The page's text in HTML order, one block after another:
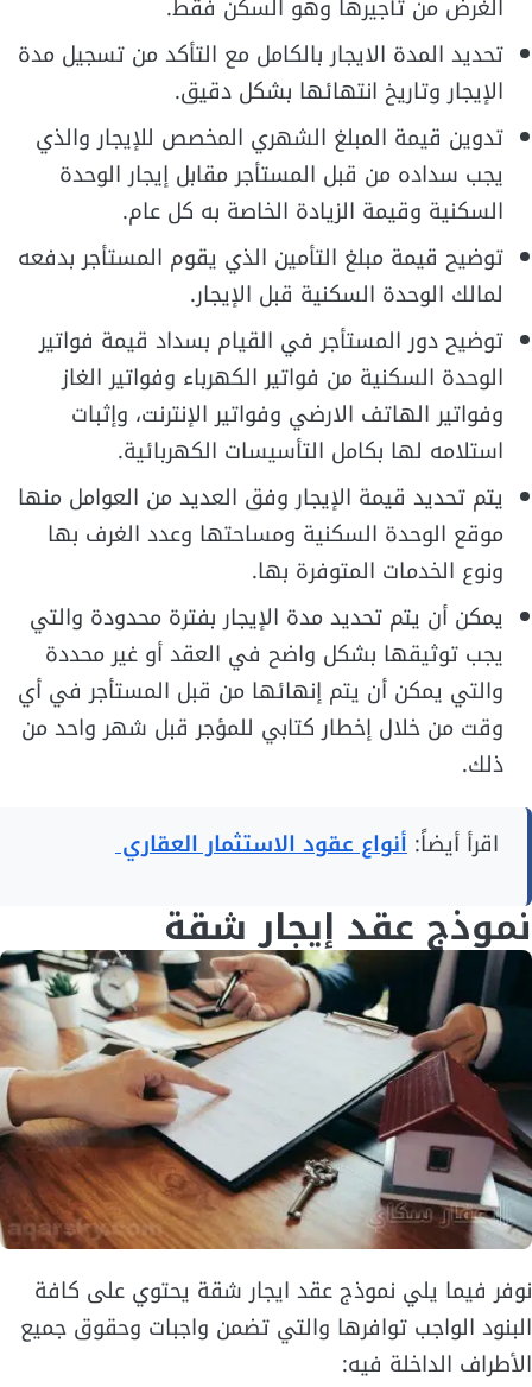
الغرض من تأجيرها وهو السكن فقط.
تحديد المدة الايجار بالكامل مع التأكد من تسجيل مدة
الإيجار وتاريخ انتهائها بشكل دقيق.
تدوين قيمة المبلغ الشهري المخصص للإيجار والذي
يجب سداده من قبل المستأجر مقابل إيجار الوحدة
السكنية وقيمة الزيادة الخاصة به كل عام.
توضيح قيمة مبلغ التأمين الذي يقوم المستأجر بدفعه
لمالك الوحدة السكنية قبل الإيجار.
توضيح دور المستأجر في القيام بسداد قيمة فواتير
الوحدة السكنية من فواتير الكهرباء وفواتير الغاز
وفواتير الهاتف الارضي وفواتير الإنترنت، وإثبات
استلامه لها بكامل التأسيسات الكهربائية.
يتم تحديد قيمة الإيجار وفق العديد من العوامل منها
موقع الوحدة السكنية ومساحتها وعدد الغرف بها
ونوع الخدمات المتوفرة بها.
يمكن أن يتم تحديد مدة الإيجار بفترة محدودة والتي
يجب توثيقها بشكل واضح في العقد أو غير محددة
والتي يمكن أن يتم إنهائها من قبل المستأجر في أي
وقت من خلال إخطار كتابي للمؤجر قبل شهر واحد من
ذلك.
اقرأ أيضاً: أنواع عقود الاستثمار العقاري
نموذج عقد إيجار شقة
نوفر فيما يلي نموذج عقد ايجار شقة يحتوي على كافة
البنود الواجب توافرها والتي تضمن واجبات وحقوق جميع
الأطراف الداخلة فيه: